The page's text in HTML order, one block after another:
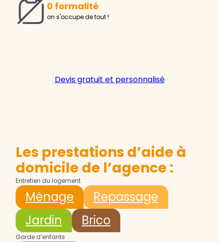
0 formalité
on s'occupe de tout !
Devis gratuit et personnalisé
Les prestations d’aide à
domicile de l’agence :
Entretien du logement
Ménage
Repassage
Jardin
Brico
Garde d’enfants